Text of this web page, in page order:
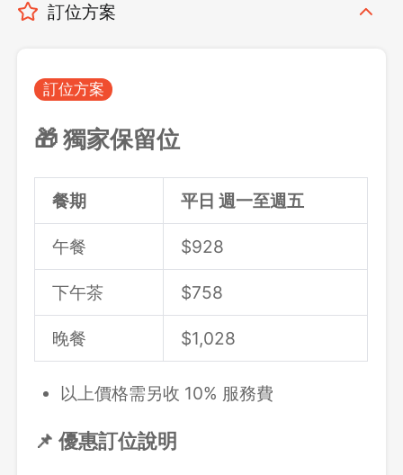
訂位方案
訂位方案
🎁 獨家保留位
餐期 平日 週一至週五
午餐 $928
下午茶 $758
晚餐 $1,028
以上價格需另收 10% 服務費
📌 優惠訂位說明